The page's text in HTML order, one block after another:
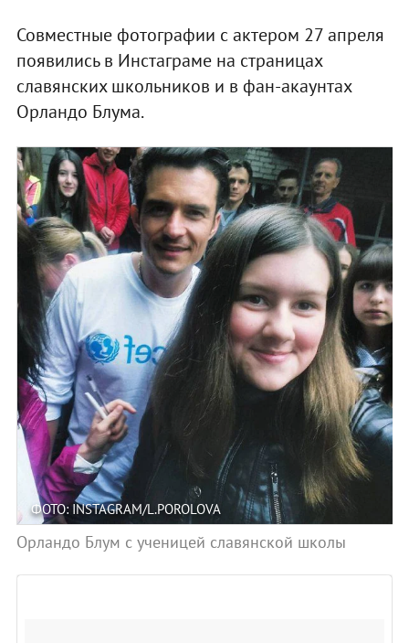
Совместные фотографии с актером 27 апреля
появились в Инстаграме на страницах
славянских школьников и в фан-акаунтах
Орландо Блума.
ФОТО: INSTAGRAM/L.POROLOVA
Орландо Блум с ученицей славянской школы